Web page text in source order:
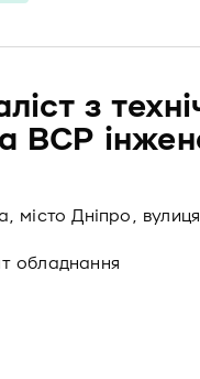
з
BCP
місто Дніпро,
обладнання